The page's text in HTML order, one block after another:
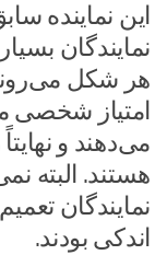
این نماینده
نمایندگان
هر شکل
امتیاز شخصی
می‌دهند و
هستند. البته
نمایندگان
اندکی بودند.